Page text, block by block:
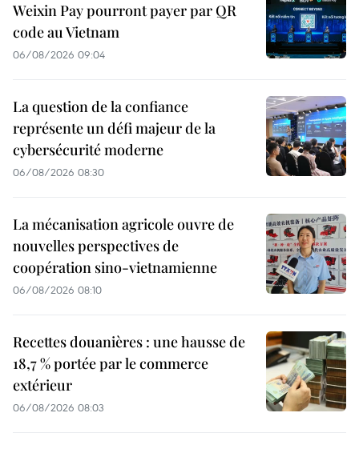
Weixin Pay pourront payer par QR
code au Vietnam
06/08/2026 09:04
La question de la confiance
représente un défi majeur de la
cybersécurité moderne
06/08/2026 08:30
La mécanisation agricole ouvre de
nouvelles perspectives de
coopération sino-vietnamienne
06/08/2026 08:10
Recettes douanières : une hausse de
18,7 % portée par le commerce
extérieur
06/08/2026 08:03